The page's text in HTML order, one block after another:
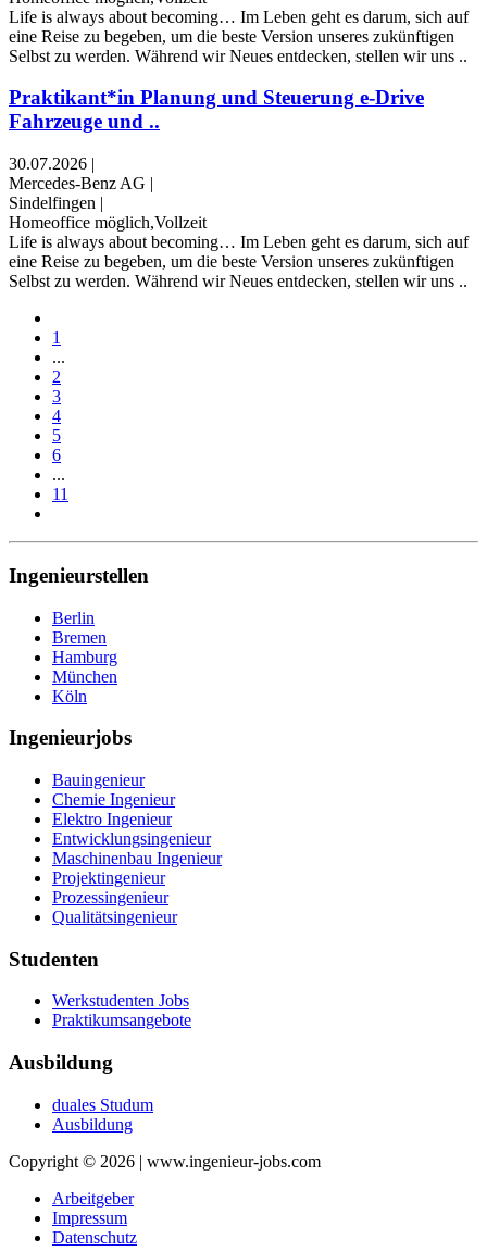
Life is always about becoming… Im Leben geht es darum, sich auf
eine Reise zu begeben, um die beste Version unseres zukünftigen
Selbst zu werden. Während wir Neues entdecken, stellen wir uns ..
Praktikant*in Planung und Steuerung e-Drive
Fahrzeuge und ..
30.07.2026 |
Mercedes-Benz AG |
Sindelfingen |
Homeoffice möglich,Vollzeit
Life is always about becoming… Im Leben geht es darum, sich auf
eine Reise zu begeben, um die beste Version unseres zukünftigen
Selbst zu werden. Während wir Neues entdecken, stellen wir uns ..
1
...
2
3
4
5
6
...
11
Ingenieurstellen
Berlin
Bremen
Hamburg
München
Köln
Ingenieurjobs
Bauingenieur
Chemie Ingenieur
Elektro Ingenieur
Entwicklungsingenieur
Maschinenbau Ingenieur
Projektingenieur
Prozessingenieur
Qualitätsingenieur
Studenten
Werkstudenten Jobs
Praktikumsangebote
Ausbildung
duales Studum
Ausbildung
Copyright © 2026 | www.ingenieur-jobs.com
Arbeitgeber
Impressum
Datenschutz